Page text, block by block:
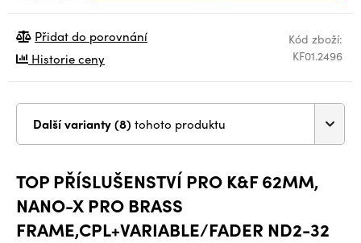
Kód zboží:
KF01.2496
Přidat do porovnání
Historie ceny
Další varianty (8) tohoto produktu
TOP PŘÍSLUŠENSTVÍ PRO K&F 62MM,
NANO-X PRO BRASS
FRAME,CPL+VARIABLE/FADER ND2-32